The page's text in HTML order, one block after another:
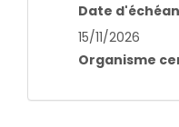
Date
15/11/2026
Organisme